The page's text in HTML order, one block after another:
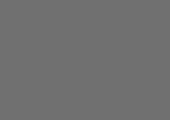
zoals vastgelegd in §9 van de